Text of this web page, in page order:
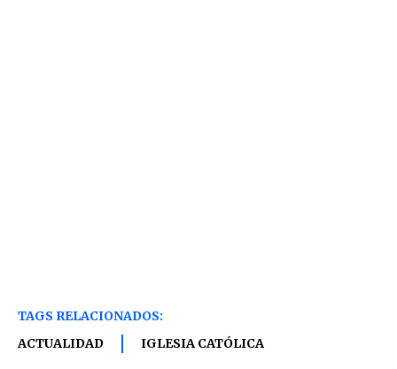
TAGS RELACIONADOS:
ACTUALIDAD
IGLESIA CATÓLICA